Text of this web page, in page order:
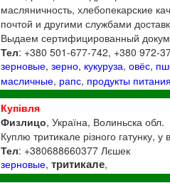
масляничность, хлебопекарские
почтой и другими службами
Выдаем сертифицированный
Тел: +380 501-677-742, +380 972-
зерновые,зерно, кукуруза,овёс,
масличные, рапс, продукты питания
Купівля
Физлицо, Україна, Волиньска обл.
Куплю тритикале різного гатунку, у
Тел: +380688660377 Лєшек
зерновые,тритикале,